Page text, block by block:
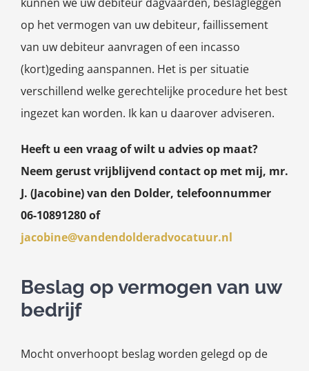
op het vermogen van uw debiteur, faillissement
van uw debiteur aanvragen of een incasso
(kort)geding aanspannen. Het is per situatie
verschillend welke gerechtelijke procedure het best
ingezet kan worden. Ik kan u daarover adviseren.
Heeft u een vraag of wilt u advies op maat?
Neem gerust vrijblijvend contact op met mij, mr.
J. (Jacobine) van den Dolder, telefoonnummer
06-10891280 of
jacobine@vandendolderadvocatuur.nl
Beslag op vermogen van uw
bedrijf
Mocht onverhoopt beslag worden gelegd op de